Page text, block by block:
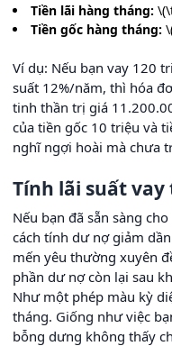
Tiền lãi hàng tháng:
Tiền gốc hàng tháng:
Ví dụ: Nếu bạn vay 120
suất 12%/năm, thì hóa
tinh thần trị giá
của tiền gốc 10 triệu và
nghĩ ngợi hoài mà chưa
Tính lãi suất
Nếu bạn đã sẵn sàng
cách tính dư nợ giảm
mến yêu thường xuyên
phần dư nợ còn lại sau
Như một phép màu kỳ
tháng. Giống như việc
bỗng dưng không thấy